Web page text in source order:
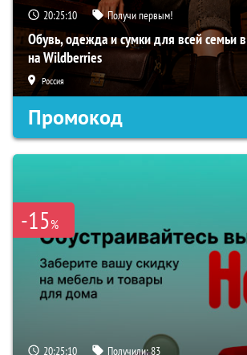
20:25:09 Получи первым!
Обувь, одежда и сумки для всей семьи
на Wildberries
Россия
Промокод
-15%
20:25:09 Получили:83